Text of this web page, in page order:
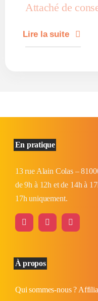
Attaché de
Lire la suite
En pratique
13 rue Alain Colas –
de 9h à 12h et de 14h à
17h uniquement.
À propos
Qui sommes-nous ?